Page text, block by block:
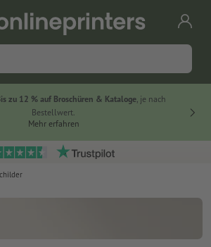
zu 12 % auf Broschüren & Kataloge, je nach
Bestellwert.
Mehr erfahren